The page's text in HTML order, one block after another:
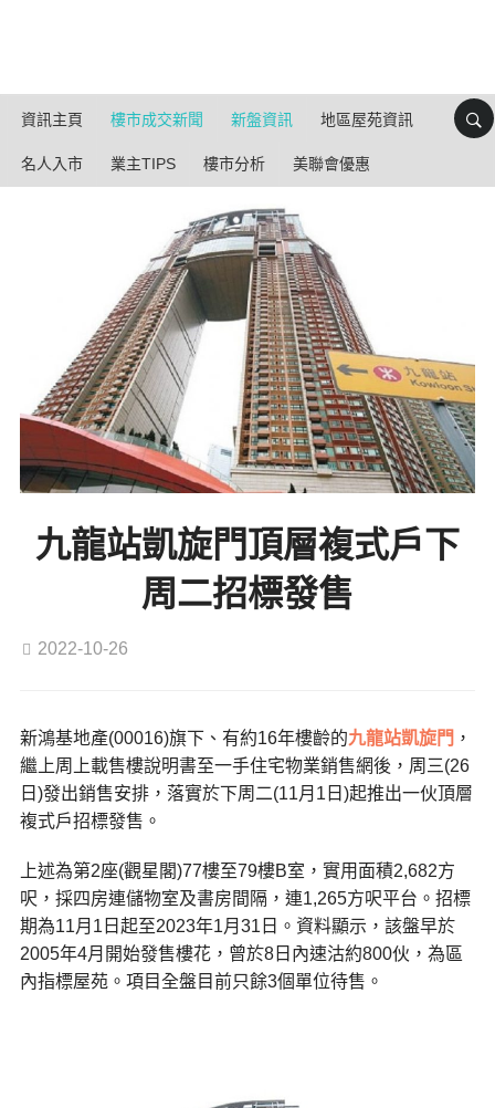
資訊主頁 樓市成交新聞 新盤資訊 地區屋苑資訊
名人入市 業主TIPS 樓市分析 美聯會優惠
九龍站凱旋門頂層複式戶下
周二招標發售
2022-10-26
新鴻基地產(00016)旗下、有約16年樓齡的九龍站凱旋門 ，
繼上周上載售樓說明書至一手住宅物業銷售網後，周三(26
日)發出銷售安排，落實於下周二(11月1日)起推出一伙頂層
複式戶招標發售。
上述為第2座(觀星閣)77樓至79樓B室，實用面積2,682方
呎，採四房連儲物室及書房間隔，連1,265方呎平台。招標
期為11月1日起至2023年1月31日。資料顯示，該盤早於
2005年4月開始發售樓花，曾於8日內速沽約800伙，為區
內指標屋苑。項目全盤目前只餘3個單位待售。